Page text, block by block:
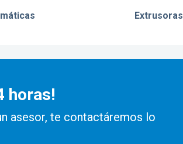
Extrusoras
horas!
asesor, te contactáremos lo